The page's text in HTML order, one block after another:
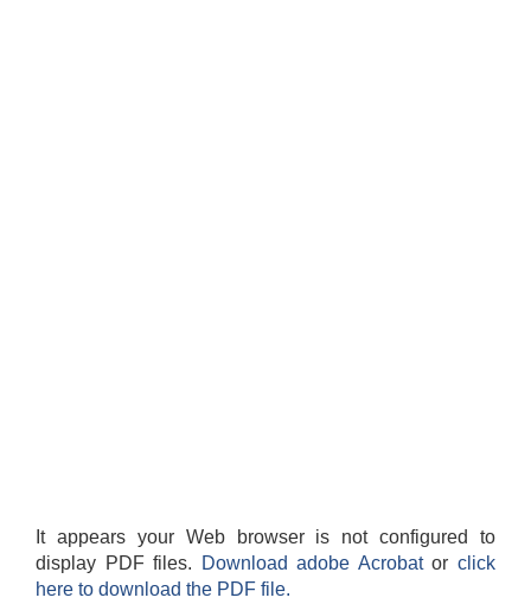
It appears your Web browser is not configured to
display PDF files.
Download adobe Acrobatorclick
here to download the PDF file.